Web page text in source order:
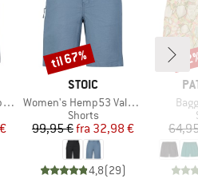
MÆRKE
STOIC
Artikel
Women's Hemp53 ValenSt. Shorts
Produktgruppe
Shorts
Pris
99,95 € Nedsat pris
fra 32,98 €
4,8(29)
Rabat
til 67%